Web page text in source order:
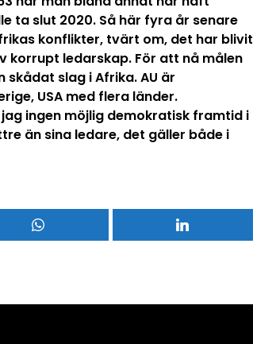
ta slut 2020. Så här fyra år senare
konflikter, tvärt om, det har blivit
korrupt ledarskap. För att nå målen
slag i Afrika. AU är
USA med flera länder.
ingen möjlig demokratisk framtid i
än sina ledare, det gäller både i